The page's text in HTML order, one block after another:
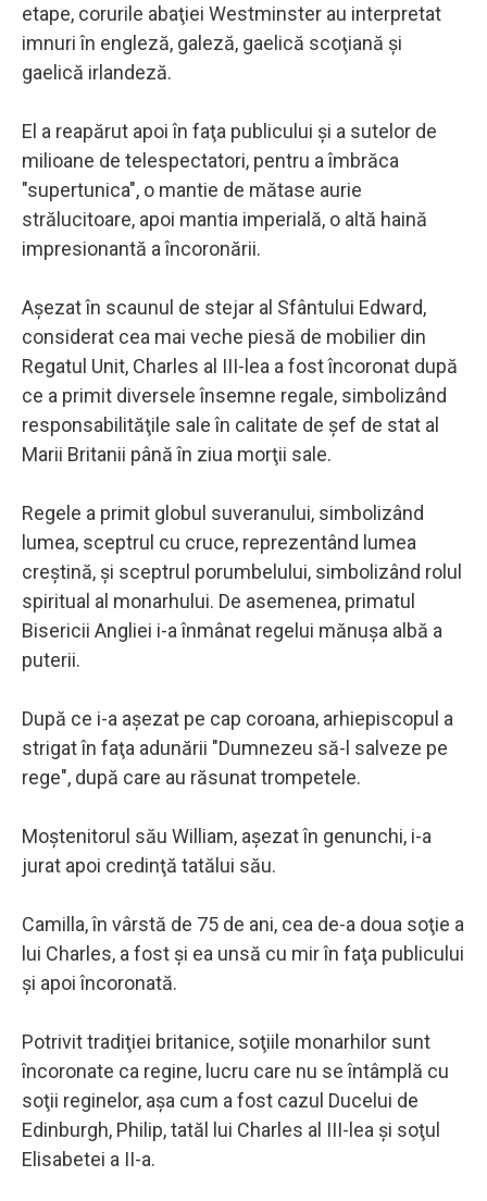
etape, corurile abaţiei Westminster au interpretat
imnuri în engleză, galeză, gaelică scoţiană şi
gaelică irlandeză.
El a reapărut apoi în faţa publicului şi a sutelor de
milioane de telespectatori, pentru a îmbrăca
"supertunica", o mantie de mătase aurie
strălucitoare, apoi mantia imperială, o altă haină
impresionantă a încoronării.
Aşezat în scaunul de stejar al Sfântului Edward,
considerat cea mai veche piesă de mobilier din
Regatul Unit, Charles al III-lea a fost încoronat după
ce a primit diversele însemne regale, simbolizând
responsabilităţile sale în calitate de şef de stat al
Marii Britanii până în ziua morţii sale.
Regele a primit globul suveranului, simbolizând
lumea, sceptrul cu cruce, reprezentând lumea
creştină, şi sceptrul porumbelului, simbolizând rolul
spiritual al monarhului. De asemenea, primatul
Bisericii Angliei i-a înmânat regelui mănuşa albă a
puterii.
După ce i-a aşezat pe cap coroana, arhiepiscopul a
strigat în faţa adunării "Dumnezeu să-l salveze pe
rege", după care au răsunat trompetele.
Moştenitorul său William, aşezat în genunchi, i-a
jurat apoi credinţă tatălui său.
Camilla, în vârstă de 75 de ani, cea de-a doua soţie a
lui Charles, a fost şi ea unsă cu mir în faţa publicului
şi apoi încoronată.
Potrivit tradiţiei britanice, soţiile monarhilor sunt
încoronate ca regine, lucru care nu se întâmplă cu
soţii reginelor, aşa cum a fost cazul Ducelui de
Edinburgh, Philip, tatăl lui Charles al III-lea şi soţul
Elisabetei a II-a.